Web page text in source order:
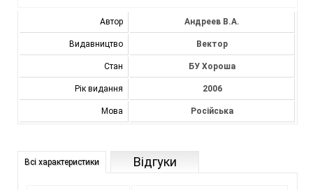
Автор Андреев В.А.
Видавництво Вектор
Стан БУ Хороша
Рік видання 2006
Мова Російська
Всі характеристики Відгуки